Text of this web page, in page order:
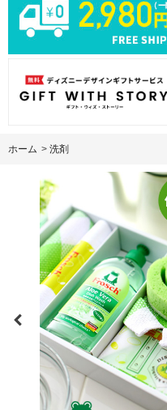
ホーム > 洗剤